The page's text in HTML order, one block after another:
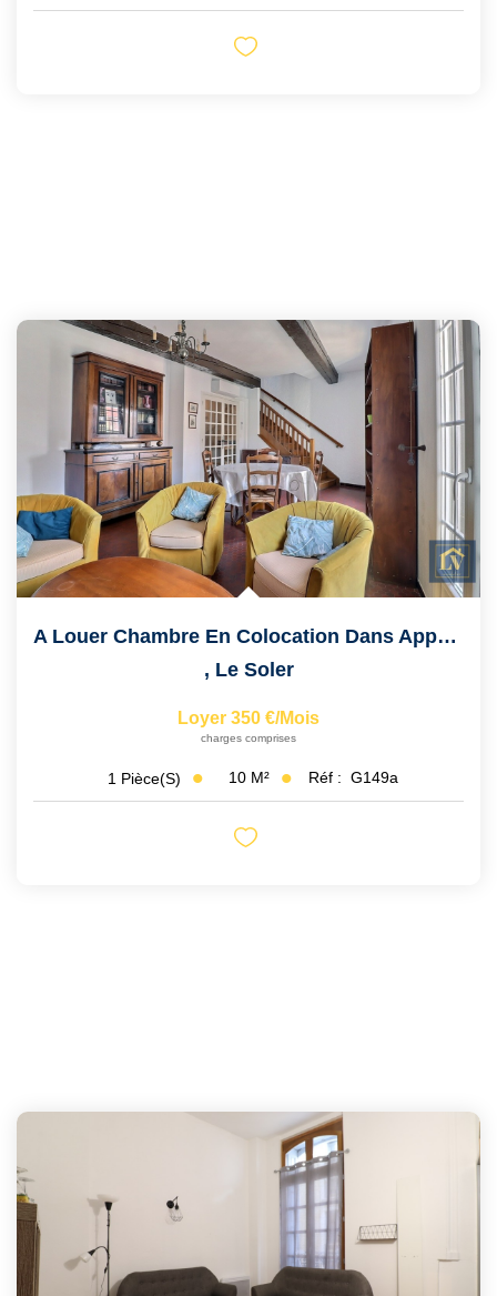
A Louer Chambre En Colocation Dans Appartement Duplex T5 À...
, Le Soler
Loyer 350 €/mois
charges comprises
1 Pièce(s) 10 M² Réf : G149a